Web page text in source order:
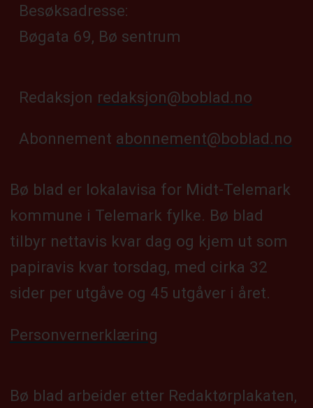
Besøksadresse:
Bøgata 69, Bø sentrum
Redaksjon redaksjon@boblad.no
Abonnement abonnement@boblad.no
Bø blad er lokalavisa for Midt-Telemark
kommune i Telemark fylke. Bø blad
tilbyr nettavis kvar dag og kjem ut som
papiravis kvar torsdag, med cirka 32
sider per utgåve og 45 utgåver i året.
Personvernerklæring
Bø blad arbeider etter Redaktørplakaten,